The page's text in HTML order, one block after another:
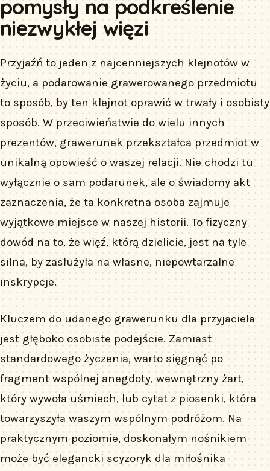
pomysły na podkreślenie
niezwykłej więzi
Przyjaźń to jeden z najcenniejszych klejnotów w
życiu, a podarowanie grawerowanego przedmiotu
to sposób, by ten klejnot oprawić w trwały i osobisty
sposób. W przeciwieństwie do wielu innych
prezentów, grawerunek przekształca przedmiot w
unikalną opowieść o waszej relacji. Nie chodzi tu
wyłącznie o sam podarunek, ale o świadomy akt
zaznaczenia, że ta konkretna osoba zajmuje
wyjątkowe miejsce w naszej historii. To fizyczny
dowód na to, że więź, którą dzielicie, jest na tyle
silna, by zasłużyła na własne, niepowtarzalne
inskrypcje.
Kluczem do udanego grawerunku dla przyjaciela
jest głęboko osobiste podejście. Zamiast
standardowego życzenia, warto sięgnąć po
fragment wspólnej anegdoty, wewnętrzny żart,
który wywoła uśmiech, lub cytat z piosenki, która
towarzyszyła waszym wspólnym podróżom. Na
praktycznym poziomie, doskonałym nośnikiem
może być elegancki scyzoryk dla miłośnika